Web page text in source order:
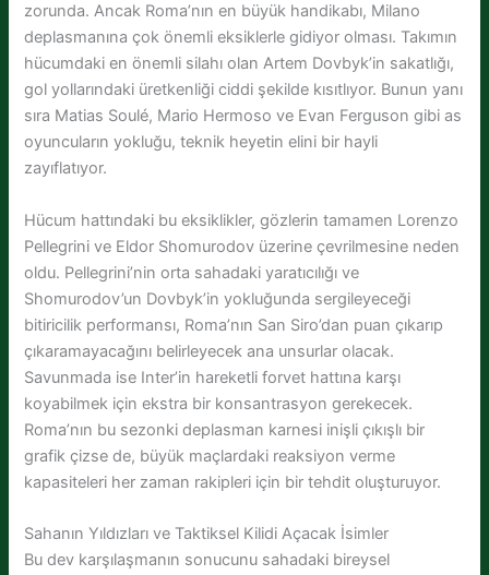
zorunda. Ancak Roma’nın en büyük handikabı, Milano
deplasmanına çok önemli eksiklerle gidiyor olması. Takımın
hücumdaki en önemli silahı olan Artem Dovbyk’in sakatlığı,
gol yollarındaki üretkenliği ciddi şekilde kısıtlıyor. Bunun yanı
sıra Matias Soulé, Mario Hermoso ve Evan Ferguson gibi as
oyuncuların yokluğu, teknik heyetin elini bir hayli
zayıflatıyor.
Hücum hattındaki bu eksiklikler, gözlerin tamamen Lorenzo
Pellegrini ve Eldor Shomurodov üzerine çevrilmesine neden
oldu. Pellegrini’nin orta sahadaki yaratıcılığı ve
Shomurodov’un Dovbyk’in yokluğunda sergileyeceği
bitiricilik performansı, Roma’nın San Siro’dan puan çıkarıp
çıkaramayacağını belirleyecek ana unsurlar olacak.
Savunmada ise Inter’in hareketli forvet hattına karşı
koyabilmek için ekstra bir konsantrasyon gerekecek.
Roma’nın bu sezonki deplasman karnesi inişli çıkışlı bir
grafik çizse de, büyük maçlardaki reaksiyon verme
kapasiteleri her zaman rakipleri için bir tehdit oluşturuyor.
Sahanın Yıldızları ve Taktiksel Kilidi Açacak İsimler
Bu dev karşılaşmanın sonucunu sahadaki bireysel